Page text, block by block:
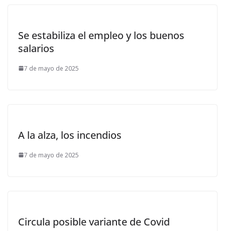
Se estabiliza el empleo y los buenos
salarios
7 de mayo de 2025
A la alza, los incendios
7 de mayo de 2025
Circula posible variante de Covid